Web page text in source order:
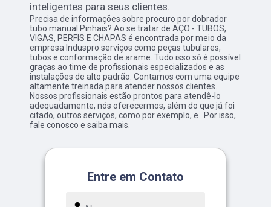
inteligentes para seus clientes.
Precisa de informações sobre procuro por dobrador
tubo manual Pinhais? Ao se tratar de AÇO - TUBOS,
VIGAS, PERFIS E CHAPAS é encontrada por meio da
empresa Induspro serviços como peças tubulares,
tubos e conformação de arame. Tudo isso só é possível
graças ao time de profissionais especializados e as
instalações de alto padrão. Contamos com uma equipe
altamente treinada para atender nossos clientes.
Nossos profissionais estão prontos para atendê-lo
adequadamente, nós oferecermos, além do que já foi
citado, outros serviços, como por exemplo, e . Por isso,
fale conosco e saiba mais.
Entre em Contato